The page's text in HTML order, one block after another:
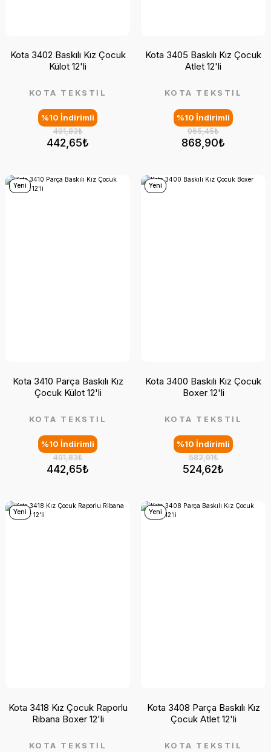
442,65₺
491,83₺
%10 İndirimli
KOTA TEKSTİL
Kota 3402 Baskılı Kız Çocuk
Külot 12'li
868,90₺
965,45₺
%10 İndirimli
KOTA TEKSTİL
Kota 3405 Baskılı Kız Çocuk
Atlet 12'li
Yeni
442,65₺
491,83₺
%10 İndirimli
KOTA TEKSTİL
Kota 3410 Parça Baskılı Kız
Çocuk Külot 12'li
Yeni
524,62₺
582,91₺
%10 İndirimli
KOTA TEKSTİL
Kota 3400 Baskılı Kız Çocuk
Boxer 12'li
Yeni
KOTA TEKSTİL
Kota 3418 Kız Çocuk Raporlu
Ribana Boxer 12'li
Yeni
KOTA TEKSTİL
Kota 3408 Parça Baskılı Kız
Çocuk Atlet 12'li